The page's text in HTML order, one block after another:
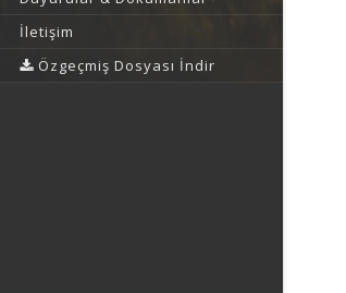
İletişim
Özgeçmiş Dosyası İndir